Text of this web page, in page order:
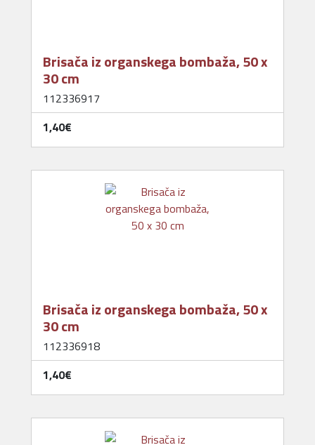
Brisača iz organskega bombaža, 50 x
30 cm
112336917
1,40‎€
Brisača iz organskega bombaža, 50 x
30 cm
112336918
1,40‎€